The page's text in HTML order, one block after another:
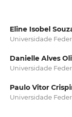
Eline Isobel
Universidade
Danielle Alves
Universidade
Paulo Vitor
Universidade